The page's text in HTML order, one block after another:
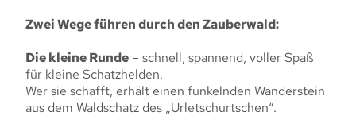
Zwei Wege führen durch den Zauberwald:
Die kleine Runde – schnell, spannend, voller Spaß
für kleine Schatzhelden.
Wer sie schafft, erhält einen funkelnden Wanderstein
aus dem Waldschatz des „Urletschurtschen“.